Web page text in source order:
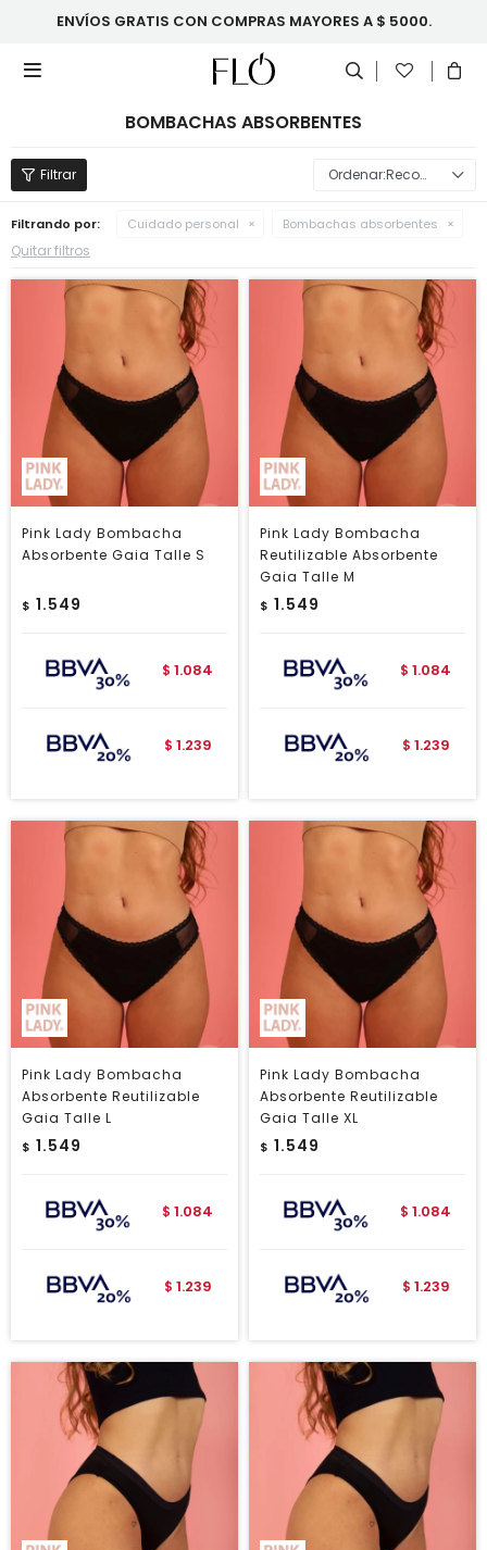
ENVÍOS GRATIS CON COMPRAS MAYORES A $ 5000.

BOMBACHAS ABSORBENTES
Recomendados
Filtrando por: Cuidado personal Bombachas absorbentes
Quitar filtros
Pink Lady Bombacha
Absorbente Gaia Talle S
$ 1.549
$ 1.084
$ 1.239
Pink Lady Bombacha
Reutilizable Absorbente
Gaia Talle M
$ 1.549
$ 1.084
$ 1.239
Pink Lady Bombacha
Absorbente Reutilizable
Gaia Talle L
$ 1.549
$ 1.084
$ 1.239
Pink Lady Bombacha
Absorbente Reutilizable
Gaia Talle XL
$ 1.549
$ 1.084
$ 1.239